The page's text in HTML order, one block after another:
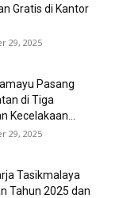
Gratis di Kantor
29, 2025
Pasang
di Tiga
Kecelakaan...
29, 2025
Tasikmalaya
Tahun 2025 dan